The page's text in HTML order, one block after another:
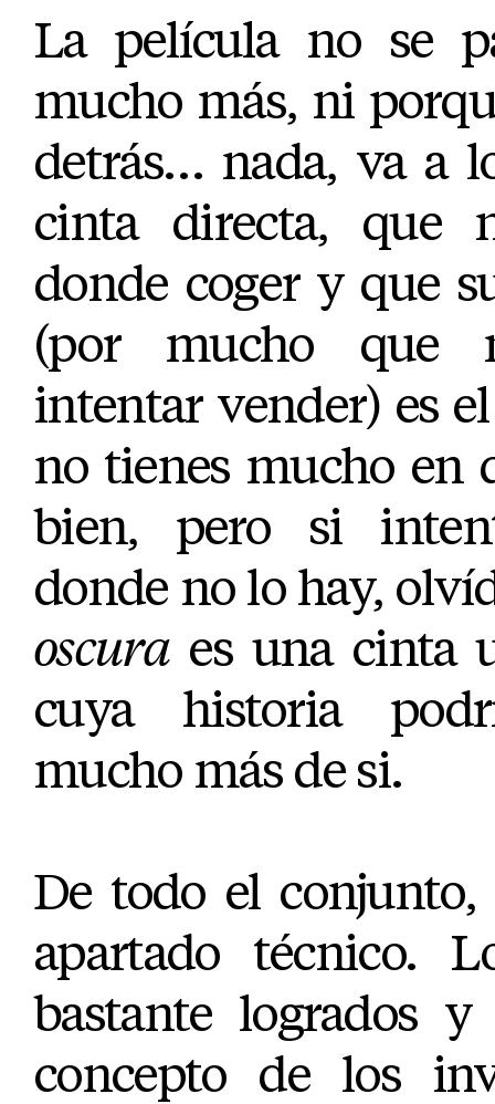
La película no se
mucho más, ni
detrás… nada, va a
cinta directa, que
donde coger y que
(por mucho que
intentar vender) es
no tienes mucho en
bien, pero si
donde no lo hay,
oscuraes una cinta
cuya historia
mucho más de si.
De todo el conjunto,
apartado técnico.
bastante logrados
concepto de los